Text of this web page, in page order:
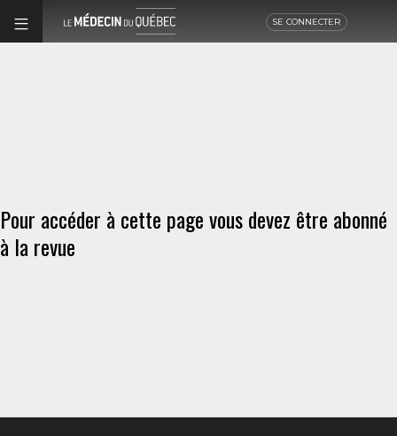
SE CONNECTER
Pour accéder à cette page vous devez être abonné
à la revue